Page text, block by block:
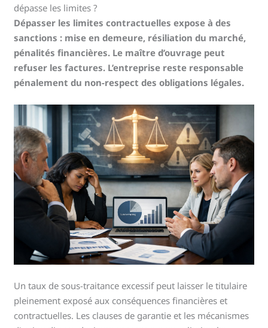
dépasse les limites ?
Dépasser les limites contractuelles expose à des
sanctions : mise en demeure, résiliation du marché,
pénalités financières. Le maître d’ouvrage peut
refuser les factures. L’entreprise reste responsable
pénalement du non-respect des obligations légales.
Un taux de sous-traitance excessif peut laisser le titulaire
pleinement exposé aux conséquences financières et
contractuelles. Les clauses de garantie et les mécanismes